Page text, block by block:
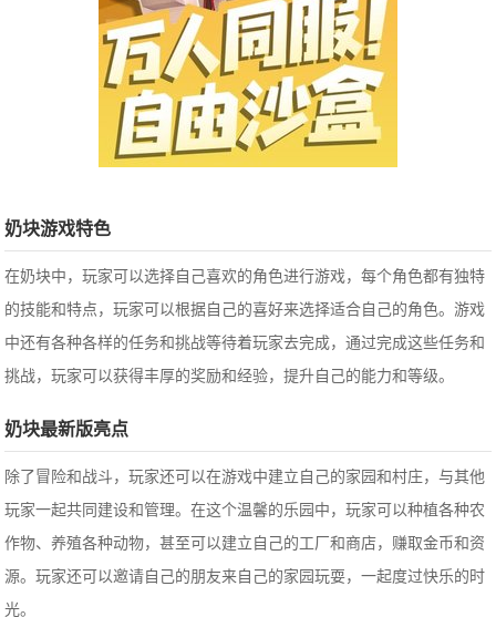
奶块游戏特色
在奶块中，玩家可以选择自己喜欢的角色进行游戏，每个角色都有独特
的技能和特点，玩家可以根据自己的喜好来选择适合自己的角色。游戏
中还有各种各样的任务和挑战等待着玩家去完成，通过完成这些任务和
挑战，玩家可以获得丰厚的奖励和经验，提升自己的能力和等级。
奶块最新版亮点
除了冒险和战斗，玩家还可以在游戏中建立自己的家园和村庄，与其他
玩家一起共同建设和管理。在这个温馨的乐园中，玩家可以种植各种农
作物、养殖各种动物，甚至可以建立自己的工厂和商店，赚取金币和资
源。玩家还可以邀请自己的朋友来自己的家园玩耍，一起度过快乐的时
光。